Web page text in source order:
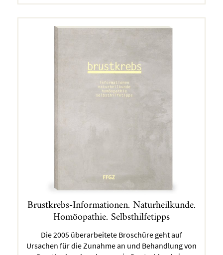
Brustkrebs-Informationen. Naturheilkunde.
Homöopathie. Selbsthilfetipps
Die 2005 überarbeitete Broschüre geht auf
Ursachen für die Zunahme an und Behandlung von